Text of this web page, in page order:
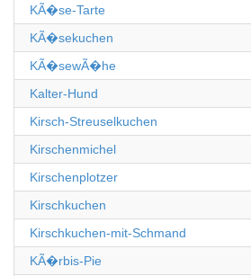
KÃ�se-Tarte
KÃ�sekuchen
KÃ�sewÃ�he
Kalter-Hund
Kirsch-Streuselkuchen
Kirschenmichel
Kirschenplotzer
Kirschkuchen
Kirschkuchen-mit-Schmand
KÃ�rbis-Pie